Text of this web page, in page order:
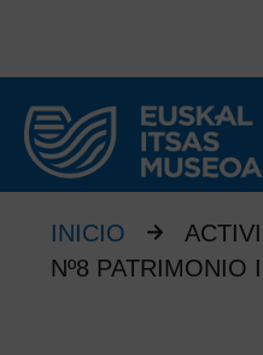
INICIO
Nº8 PATRIMONIO